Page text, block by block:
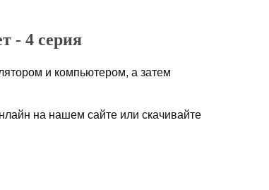
- 4 серия
и компьютером, а затем
на нашем сайте или скачивайте